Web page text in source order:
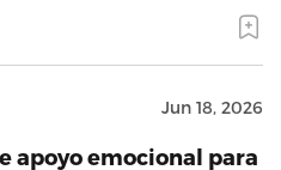
Jun 18, 2026
apoyo emocional para